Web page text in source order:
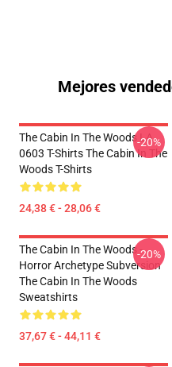
Mejores
The Cabin In The Woods LA
0603 T-Shirts The Cabin In The
Woods T-Shirts
24,38 € - 28,06 €
-20%
The Cabin In The Woods -
Horror Archetype Subversion
The Cabin In The Woods
Sweatshirts
37,67 € - 44,11 €
-20%